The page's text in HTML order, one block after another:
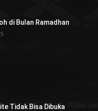
di Bulan Ramadhan
Tidak Bisa Dibuka